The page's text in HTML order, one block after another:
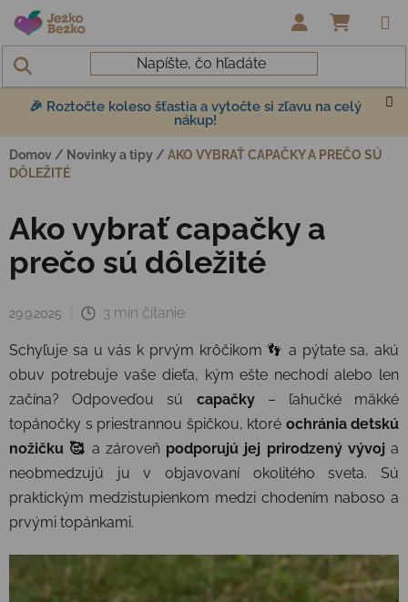
Prejsť na obsah
🎉 Roztočte koleso šťastia a vytočte si zľavu na celý
nákup!
Domov / Novinky a tipy / AKO VYBRAŤ CAPAČKY A PREČO SÚ
DÔLEŽITÉ
Ako vybrať capačky a
prečo sú dôležité
29.9.2025 3 min čítanie
Schyľuje sa u vás k prvým krôčikom 👣 a pýtate sa, akú
obuv potrebuje vaše dieťa, kým ešte nechodí alebo len
začína?
Odpoveďou sú capačky– ľahučké mäkké
topánočky s priestrannou špičkou, ktoré ochránia detskú
nožičku 🥰 a zároveň podporujú jej prirodzený vývoja
neobmedzujú ju v objavovaní okolitého sveta. Sú
praktickým medzistupienkom medzi chodením naboso a
prvými topánkami.